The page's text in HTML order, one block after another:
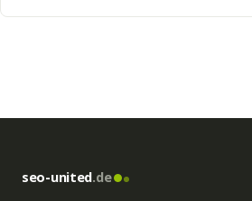
seo-united.de